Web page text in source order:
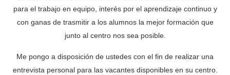
para el trabajo en equipo, interés por el aprendizaje continuo y
con ganas de trasmitir a los alumnos la mejor formación que
junto al centro nos sea posible.
Me pongo a disposición de ustedes con el fin de realizar una
entrevista personal para las vacantes disponibles en su centro.